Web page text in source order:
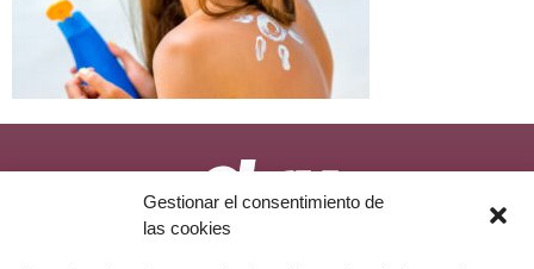
Gestionar el consentimiento de
las cookies